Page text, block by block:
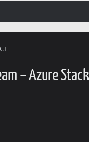
– Azure Stack